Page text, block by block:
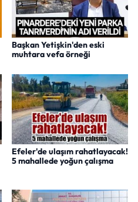
Başkan Yetişkin'den eski
muhtara vefa örneği
Efeler'de ulaşım rahatlayacak!
5 mahallede yoğun çalışma